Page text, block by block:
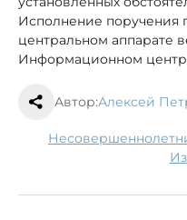
Исполнение поручения
центральном аппарате
Информационном
Автор:Алексей